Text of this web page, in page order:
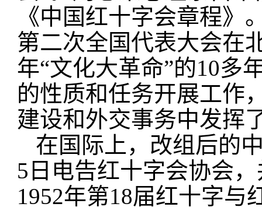
《中国红十字会章程》
第二次全国代表大会在
年“文化大革命”的10多
的性质和任务开展工作
建设和外交事务中发挥
在国际上，改组后的
5日电告红十字会协会
1952年第18届红十字与